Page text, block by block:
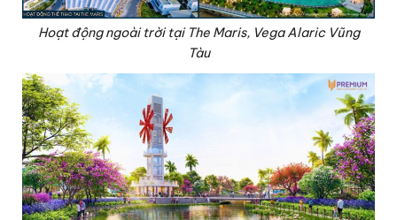
Hoạt động ngoài trời tại The Maris, Vega Alaric Vũng
Tàu